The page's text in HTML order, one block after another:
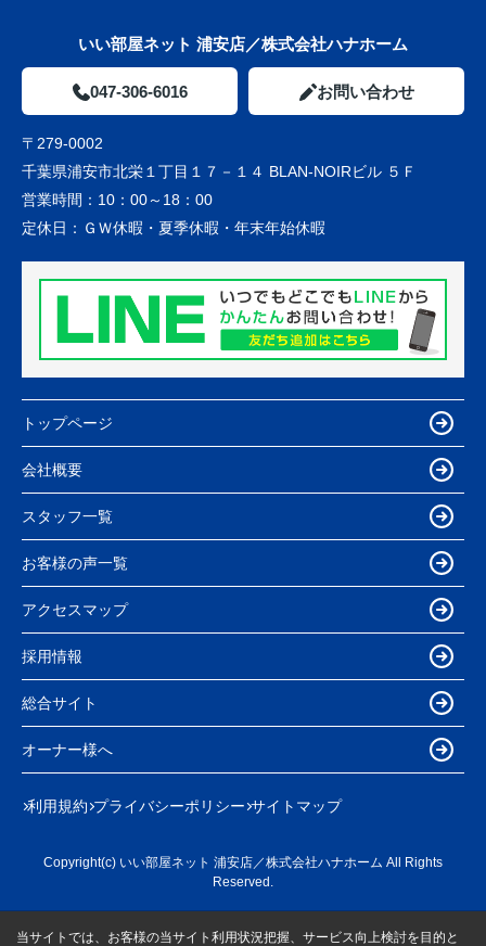
いい部屋ネット 浦安店／株式会社ハナホーム
047-306-6016 お問い合わせ
〒279-0002
千葉県浦安市北栄１丁目１７－１４ BLAN-NOIRビル ５Ｆ
営業時間： 10：00～18：00
定休日： ＧＷ休暇・夏季休暇・年末年始休暇
トップページ
会社概要
スタッフ一覧
お客様の声一覧
アクセスマップ
採用情報
総合サイト
オーナー様へ
利用規約 プライバシーポリシー サイトマップ
Copyright(c) いい部屋ネット 浦安店／株式会社ハナホーム All Rights
Reserved.
当サイトでは、お客様の当サイト利用状況把握、サービス向上検討を目的と